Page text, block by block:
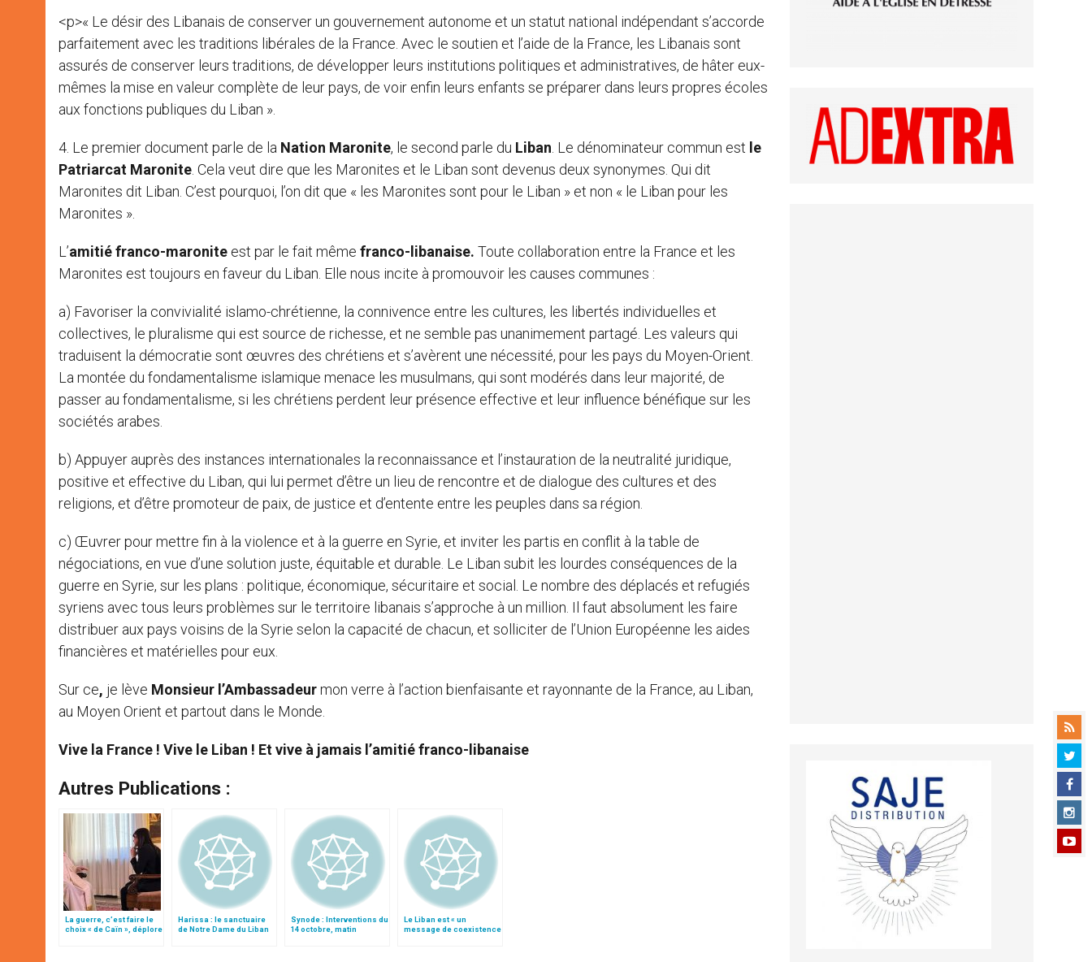
<p>« Le désir des Libanais de conserver un gouvernement autonome et un statut national indépendant s’accorde
parfaitement avec les traditions libérales de la France. Avec le soutien et l’aide de la France, les Libanais sont
assurés de conserver leurs traditions, de développer leurs institutions politiques et administratives, de hâter eux-
mêmes la mise en valeur complète de leur pays, de voir enfin leurs enfants se préparer dans leurs propres écoles
aux fonctions publiques du Liban ».
4. Le premier document parle de la Nation Maronite, le second parle du Liban . Le dénominateur commun est le
Patriarcat Maronite . Cela veut dire que les Maronites et le Liban sont devenus deux synonymes. Qui dit
Maronites dit Liban. C’est pourquoi, l’on dit que « les Maronites sont pour le Liban » et non « le Liban pour les
Maronites ».
L’amitié franco-maronite est par le fait même franco-libanaise. Toute collaboration entre la France et les
Maronites est toujours en faveur du Liban. Elle nous incite à promouvoir les causes communes :
a) Favoriser la convivialité islamo-chrétienne, la connivence entre les cultures, les libertés individuelles et
collectives, le pluralisme qui est source de richesse, et ne semble pas unanimement partagé. Les valeurs qui
traduisent la démocratie sont œuvres des chrétiens et s’avèrent une nécessité, pour les pays du Moyen-Orient.
La montée du fondamentalisme islamique menace les musulmans, qui sont modérés dans leur majorité, de
passer au fondamentalisme, si les chrétiens perdent leur présence effective et leur influence bénéfique sur les
sociétés arabes.
b) Appuyer auprès des instances internationales la reconnaissance et l’instauration de la neutralité juridique,
positive et effective du Liban, qui lui permet d’être un lieu de rencontre et de dialogue des cultures et des
religions, et d’être promoteur de paix, de justice et d’entente entre les peuples dans sa région.
c) Œuvrer pour mettre fin à la violence et à la guerre en Syrie, et inviter les partis en conflit à la table de
négociations, en vue d’une solution juste, équitable et durable. Le Liban subit les lourdes conséquences de la
guerre en Syrie, sur les plans : politique, économique, sécuritaire et social. Le nombre des déplacés et refugiés
syriens avec tous leurs problèmes sur le territoire libanais s’approche à un million. Il faut absolument les faire
distribuer aux pays voisins de la Syrie selon la capacité de chacun, et solliciter de l’Union Européenne les aides
financières et matérielles pour eux.
Sur ce, je lève Monsieur l’Ambassadeurmon verre à l’action bienfaisante et rayonnante de la France, au Liban,
au Moyen Orient et partout dans le Monde.
Vive la France ! Vive le Liban ! Et vive à jamais l’amitié franco-libanaise
Autres Publications :
La guerre, c’est faire le
choix « de Caïn », déplore
Harissa : le sanctuaire
de Notre Dame du Liban
Synode : Interventions du
14 octobre, matin
Le Liban est « un
message de coexistence